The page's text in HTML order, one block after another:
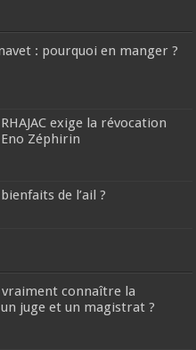
: pourquoi en manger ?
exige la révocation
Zéphirin
de l’ail ?
vraiment connaître la
juge et un magistrat ?